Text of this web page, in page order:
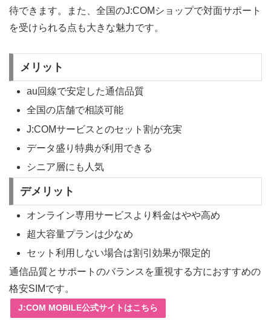
待できます。また、全国のJ:COMショップで対面サポート
を受けられる点も大きな魅力です。
メリット
au回線で安定した通信品質
全国の店舗で相談可能
J:COMサービスとのセット割が充実
データ盛り特典が利用できる
シニア層にも人気
デメリット
オンライン専用サービスより料金はやや高め
超大容量プランは少なめ
セット利用しない場合は割引効果が限定的
通信品質とサポートのバランスを重視する方におすすめの
格安SIMです。
J:COM MOBILE公式サイトはこちら